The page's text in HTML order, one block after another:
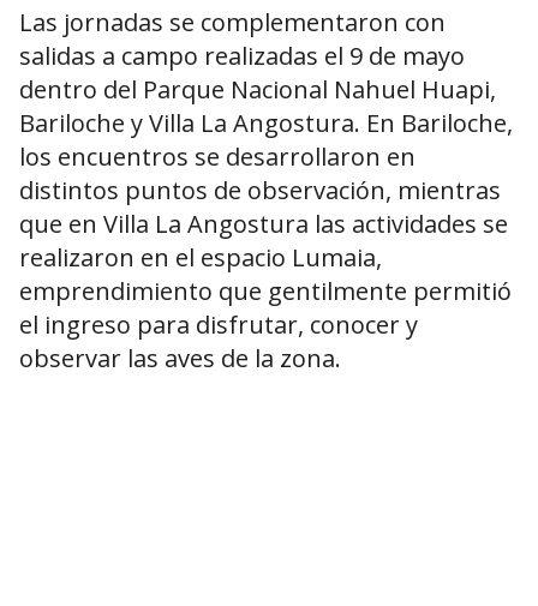
Las jornadas se complementaron con
salidas a campo realizadas el 9 de mayo
dentro del Parque Nacional Nahuel Huapi,
Bariloche y Villa La Angostura. En Bariloche,
los encuentros se desarrollaron en
distintos puntos de observación, mientras
que en Villa La Angostura las actividades se
realizaron en el espacio Lumaia,
emprendimiento que gentilmente permitió
el ingreso para disfrutar, conocer y
observar las aves de la zona.